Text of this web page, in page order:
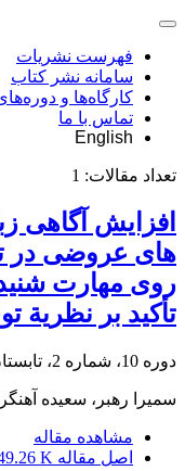
فهرست نشریات
سامانه نشر کتاب
کارگاه‌ها و
تماس با ما
English
تعداد مقالات: 1
افزایش آگاهی
های عروضی در
روی مهارت
تأکید بر نظریة
دوره 10، شماره 2، تابستان 1399، صفحه
سمیرا رهبر، سعیده
مشاهده مقاله
اصل مقاله K